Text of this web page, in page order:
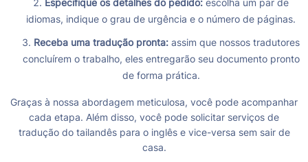
idiomas, indique o grau de urgência e o número de páginas.
Receba uma tradução pronta: assim que nossos tradutores
concluírem o trabalho, eles entregarão seu documento pronto
de forma prática.
Graças à nossa abordagem meticulosa, você pode acompanhar
cada etapa. Além disso, você pode solicitar serviços de
tradução do tailandês para o inglês e vice-versa sem sair de
casa.